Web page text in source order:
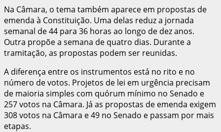
Na Câmara, o tema também aparece em propostas de
emenda à Constituição. Uma delas reduz a jornada
semanal de 44 para 36 horas ao longo de dez anos.
Outra propõe a semana de quatro dias. Durante a
tramitação, as propostas podem ser reunidas.
A diferença entre os instrumentos está no rito e no
número de votos. Projetos de lei em urgência precisam
de maioria simples com quórum mínimo no Senado e
257 votos na Câmara. Já as propostas de emenda exigem
308 votos na Câmara e 49 no Senado e passam por mais
etapas.